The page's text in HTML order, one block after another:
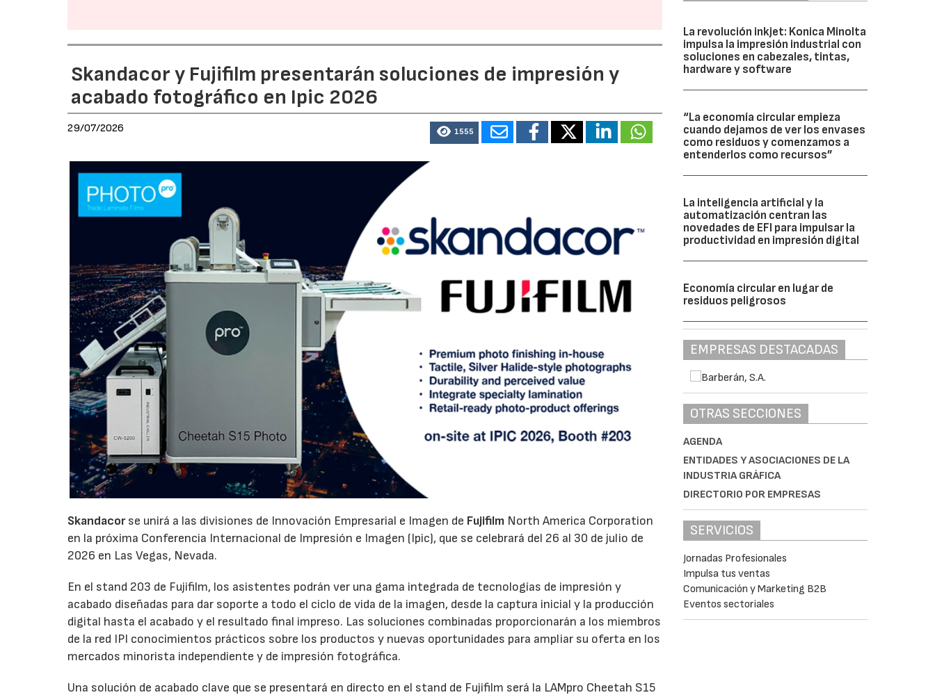
Skandacor y Fujifilm presentarán soluciones de impresión y
acabado fotográfico en Ipic 2026
29/07/2026 1555
Skandacorse unirá a las divisiones de Innovación Empresarial e Imagen de Fujifilm North America Corporation
en la próxima Conferencia Internacional de Impresión e Imagen (Ipic), que se celebrará del 26 al 30 de julio de
2026 en Las Vegas, Nevada.
En el stand 203 de Fujifilm, los asistentes podrán ver una gama integrada de tecnologías de impresión y
acabado diseñadas para dar soporte a todo el ciclo de vida de la imagen, desde la captura inicial y la producción
digital hasta el acabado y el resultado final impreso. Las soluciones combinadas proporcionarán a los miembros
de la red IPI conocimientos prácticos sobre los productos y nuevas oportunidades para ampliar su oferta en los
mercados minorista independiente y de impresión fotográfica.
Una solución de acabado clave que se presentará en directo en el stand de Fujifilm será la LAMpro Cheetah S15
La revolución inkjet: Konica Minolta
impulsa la impresión industrial con
soluciones en cabezales, tintas,
hardware y software
“La economía circular empieza
cuando dejamos de ver los envases
como residuos y comenzamos a
entenderlos como recursos”
La inteligencia artificial y la
automatización centran las
novedades de EFI para impulsar la
productividad en impresión digital
Economía circular en lugar de
residuos peligrosos
EMPRESAS DESTACADAS
OTRAS SECCIONES
AGENDA
ENTIDADES Y ASOCIACIONES DE LA
INDUSTRIA GRÁFICA
DIRECTORIO POR EMPRESAS
SERVICIOS
Jornadas Profesionales
Impulsa tus ventas
Comunicación y Marketing B2B
Eventos sectoriales